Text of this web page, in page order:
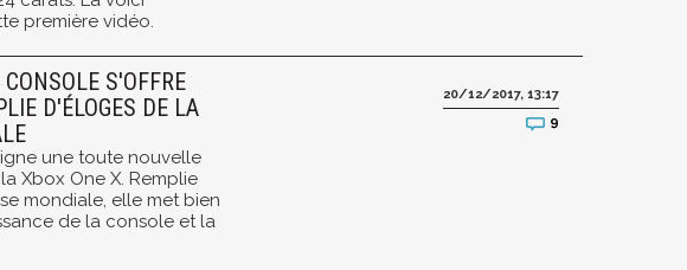
première vidéo.
S'OFFRE
D'ÉLOGES DE LA
une toute nouvelle
Xbox One X. Remplie
mondiale, elle met bien
de la console et la
20/12/2017, 13:17
9